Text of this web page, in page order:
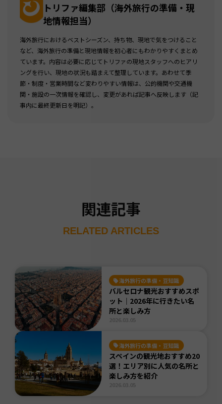
トリファ編集部（海外旅行の準備・現
地情報担当）
海外旅行におけるベストシーズン、持ち物、現地で気をつけること
など、海外旅行の準備と現地情報を初心者にもわかりやすくまとめ
ています。内容は必要に応じてトリファの現地スタッフへのヒアリ
ングを行い、現地の状況も踏まえて整理しています。あわせて季
節・制度・営業時間など変わりやすい情報は、公的機関や交通機
関・施設の一次情報を確認し、変更があれば記事へ反映します（記
事内に最終更新日を明記）。
関連記事
RELATED ARTICLES
海外旅行の準備・豆知識
バルセロナ観光おすすめスポ
ット｜2026年に行きたい名
所と楽しみ方
海外旅行の準備・豆知識
スペインの観光地おすすめ20
選！エリア別に人気の名所と
楽しみ方を紹介